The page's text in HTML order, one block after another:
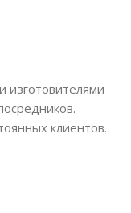
изготовителями
клиентов.